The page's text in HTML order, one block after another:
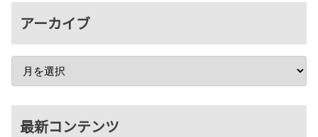
アーカイブ
最新コンテンツ